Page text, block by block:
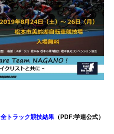
全トラック競技結果 （PDF:学連公式）